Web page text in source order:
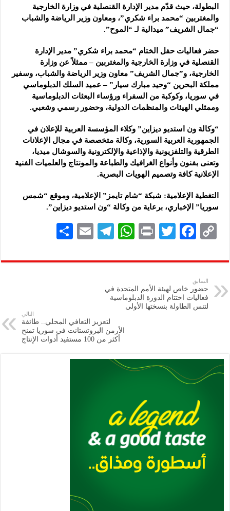
البطولة، حيث قدّم مدير الإدارة القنصلية في وزارة الخارجية
والمغتربين “محمد براء شكري”، ومعاون وزير الرياضة والشباب
“جمال الشريف” ميدالية لـ “الموح”.
حضر فعاليات حفل الختام “محمد براء شكري” مدير الإدارة
القنصلية في وزارة الخارجية والمغتربين – ممثلاً عن وزارة
الخارجية، و”جمال الشريف” معاون وزير الرياضة والشباب، وسفير
مملكة البحرين “وحيد مبارك سيار” – عميد السلك الدبلوماسي
في سوريا، وكوكبة من السفراء ورؤساء البعثات الدبلوماسية
وممثلي الهيئات والمنظمات الدولية، وحضور رسمي وشعبي.
“وكالة ون استديو ديزاين” وكلاء المؤسسة العربية للإعلان في
الجمهورية العربية السورية، وكالة متخصصة في مجال الإعلانات
الطرقية والتلفزيونية والإذاعية والإلكترونية والسوشال ميديا،
وتعنى بفنون وأنواع الغرافيك والطباعة والمونتاج والعلميات الفنية
الإعلانية كافة وتصميم الهويات البصرية.
التغطية الإعلامية: شبكة “شام تايمز” الإعلامية، وموقع “شمس
سوريا” الإخباري، برعاية من وكالة “ون استديو ديزاين”.
C
p
y
Li
n
F
eb
k
T
tt
er
P
nt
W
at
A
p
Te
gr
E
ai
ar
السابق
حضور خاص لهيئة الأمم المتحدة في
فعاليات اختتام الدورة الدبلوماسية
لتنس الطاولة بنسختها الأولى
التالي
لتعزيز التعافي المحلي.. طائفة
الأرمن البروتستانت في سوريا تمنح
أكثر من 100 مستفيد أدوات الإنتاج